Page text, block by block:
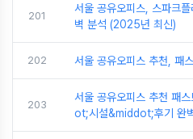
201
서울 공유오피스, 스파크
벽 분석 (2025년 최신)
202 서울 공유오피스 추천, 패
203
서울 공유오피스 추천 패
ot;시설&middot;후기 완